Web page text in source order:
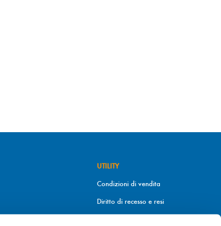
UTILITY
Condizioni di vendita
Diritto di recesso e resi